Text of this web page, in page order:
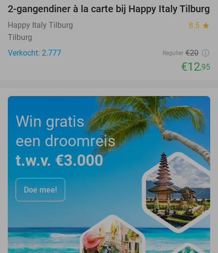
35%
2-gangendiner à la carte bij Happy Italy Tilburg
Happy Italy Tilburg 8.5 star
Tilburg
Verkocht: 2.777
Regulier €20
€12,95
Win gratis
een droomreis
t.w.v. €3.000
Doe mee!